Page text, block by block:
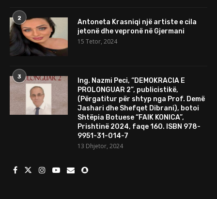
2
Antoneta Krasniqi një artiste e cila
jetonë dhe vepronë në Gjermani
15 Tetor, 2024
3
Ing. Nazmi Peci, “DEMOKRACIA E
PROLONGUAR 2”, publicistikë,
(Përgatitur për shtyp nga Prof. Demë
Jashari dhe Shefqet Dibrani), botoi
Shtëpia Botuese “FAIK KONICA”,
Prishtinë 2024, faqe 160. ISBN 978-
9951-31-014-7
13 Dhjetor, 2024